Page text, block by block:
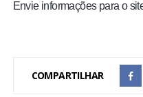
Envie informações para o
COMPARTILHAR